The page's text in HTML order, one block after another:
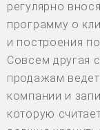
регулярно
программу о
и построения
Совсем другая
продажам
компании и
которую